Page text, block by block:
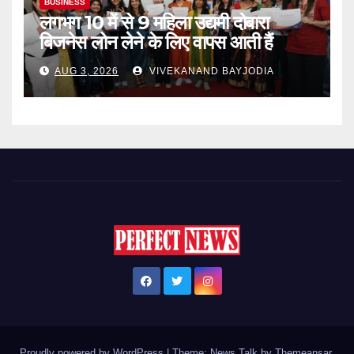
BUSINESS
लगभग 10 में से 9 महिला उद्यमी दोबारा
बिजनेस लोन लेने के लिए वापस आती हैं
AUG 3, 2026 VIVEKANAND BAYJODIA